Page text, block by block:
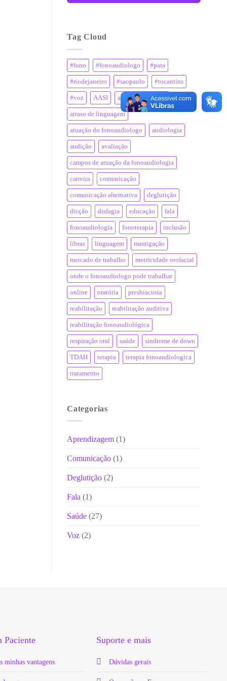
Tag Cloud
#fono #fonoaudiologo #para
#riodejaneiro #saopaulo #tocantins
#voz AASI aparelho auditivo
atraso de linguagem
atuação do fonoaudiologo audiologia
audição avaliação
campos de atuação da fonoaudiologia
carreira comunicação
comunicação alternativa deglutição
dicção disfagia educação fala
fonoaudiologia fonoterapia inclusão
libras linguagem mastigação
mercado de trabalho motricidade orofacial
onde o fonoaudiologo pode trabalhar
online oratória presbiacusia
reabilitação reabilitação auditiva
reabilitação fonoaudiológica
respiração oral saúde sindrome de down
TDAH terapia terapia fonoaudiologica
tratamento
Categorias
Aprendizagem (1)
Comunicação (1)
Deglutição (2)
Fala (1)
Saúde (27)
Voz (2)
Paciente
minhas vantagens
Suporte e mais
Dúvidas gerais